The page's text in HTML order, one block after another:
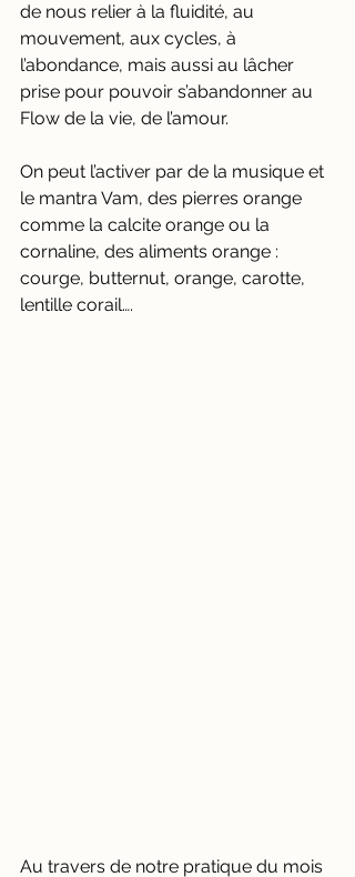
de nous relier à la fluidité, au
mouvement, aux cycles, à
l’abondance, mais aussi au lâcher
prise pour pouvoir s’abandonner au
Flow de la vie, de l’amour.
On peut l’activer par de la musique et
le mantra Vam, des pierres orange
comme la calcite orange ou la
cornaline, des aliments orange :
courge, butternut, orange, carotte,
lentille corail….
Au travers de notre pratique du mois